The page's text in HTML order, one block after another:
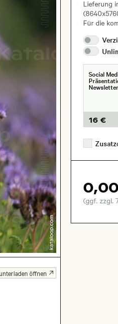
öffnen
Lieferung
Für die
Social
Newsletter
16 €
(ggf. zzgl.